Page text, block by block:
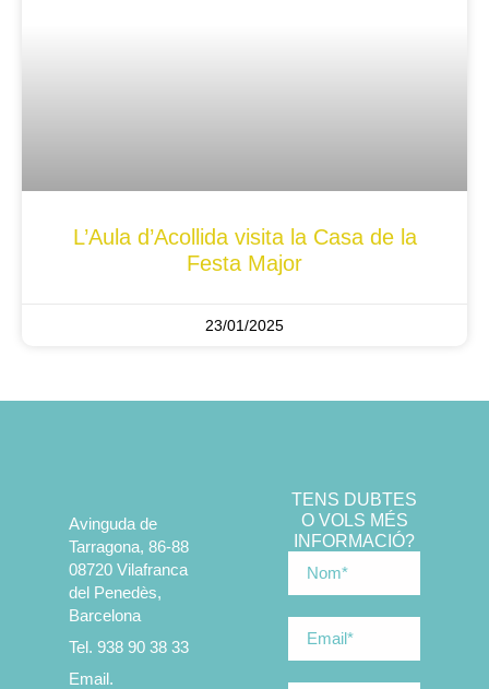
L’Aula d’Acollida visita la Casa de la
Festa Major
23/01/2025
Avinguda de
Tarragona, 86-88
08720 Vilafranca
del Penedès,
Barcelona
Tel. 938 90 38 33
Email.
TENS DUBTES
O VOLS MÉS
INFORMACIÓ?